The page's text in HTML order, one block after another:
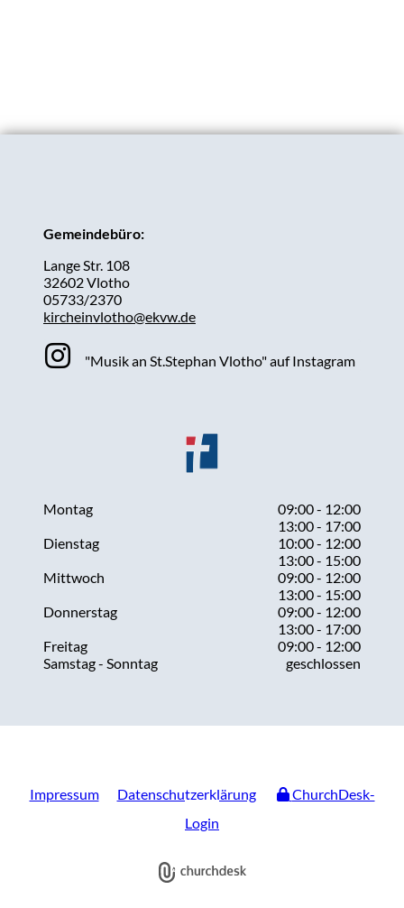
Gemeindebüro:
Lange Str. 108
32602 Vlotho
05733/2370
kircheinvlotho@ekvw.de
"Musik an St.Stephan Vlotho" auf Instagram
Montag
09:00 - 12:00
13:00 - 17:00
Dienstag
10:00 - 12:00
13:00 - 15:00
Mittwoch
09:00 - 12:00
13:00 - 15:00
Donnerstag
09:00 - 12:00
13:00 - 17:00
Freitag
09:00 - 12:00
Samstag - Sonntag
geschlossen
Impressum Datenschutzerklärung
ChurchDesk-
Login